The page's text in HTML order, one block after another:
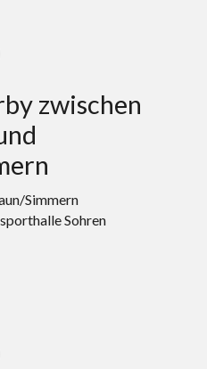
zwischen
Simmern​
Sohren